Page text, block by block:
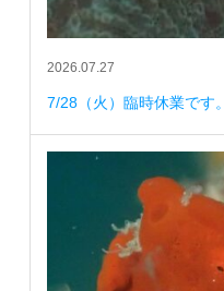
2026.07.27
7/28（火）臨時休業です。